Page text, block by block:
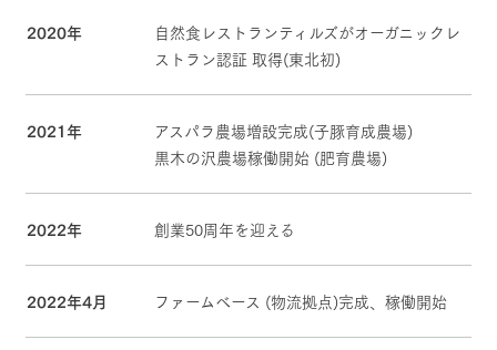
2020年
自然食レストランティルズがオーガニックレ
ストラン認証 取得(東北初)
2021年
アスパラ農場増設完成(子豚育成農場)
黒木の沢農場稼働開始 (肥育農場)
2022年 創業50周年を迎える
2022年4月 ファームベース (物流拠点)完成、稼働開始